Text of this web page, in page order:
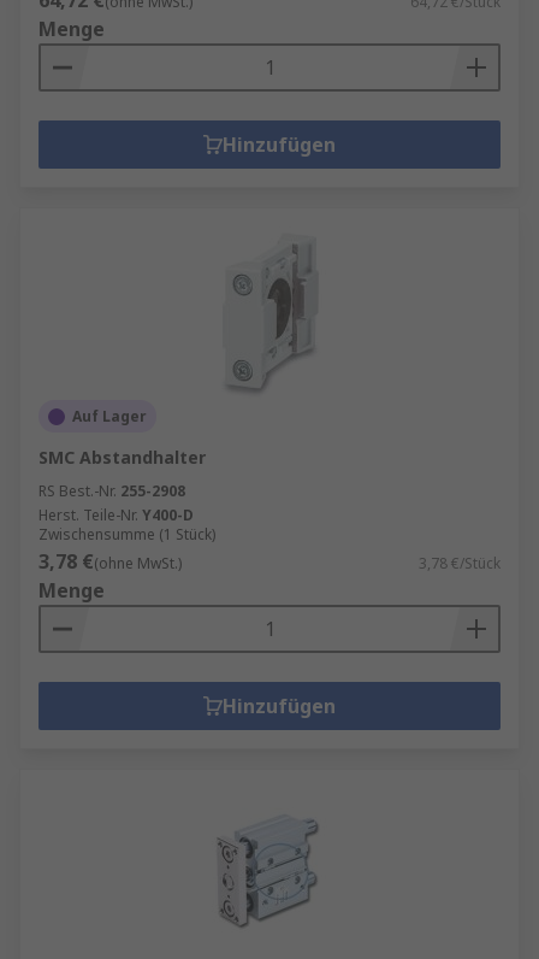
Menge
Hinzufügen
Auf Lager
SMC Abstandhalter
RS Best.-Nr. 255-2908
Herst. Teile-Nr. Y400-D
Zwischensumme (1 Stück)
3,78 €(ohne MwSt.) 3,78 €/Stück
Menge
Hinzufügen